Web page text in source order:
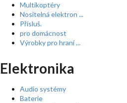
Multikoptéry
Nositelná elektron ...
Přísluš.
pro domácnost
Výrobky pro hraní ...
Elektronika
Audio systémy
Baterie